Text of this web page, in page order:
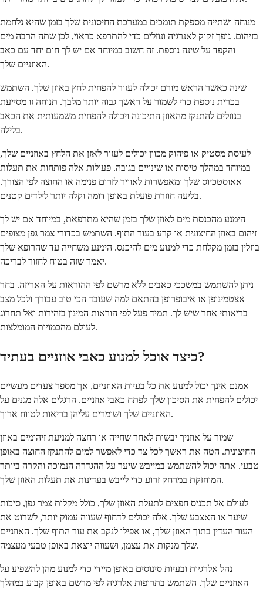
מנוחה ושתייה מספקת תומכים במערכת החיסונית שלך בזמן שהיא נלחמת
בזיהום. גופך זקוק לאנרגיה ונוזלים כדי להתרפא כראוי, לכן שתה הרבה מים
והקפד על שינה נוספת. זה חשוב במיוחד אם יש לך חום יחד עם כאב
האוזניים שלך.
שינה כאשר הראש מורם יכולה לעזור להפחית לחץ באוזן שלך. השתמש
בכרית נוספת כדי לשמור על ראשך גבוה יותר מלבך. תנוחה זו מסייעת
בנוזלים להתנקז מהאוזן התיכונה ויכולה להפחית משמעותית את הכאב
בלילה.
לעיסת מסטיק או פיהוק מכוון יכולים לעזור לאזן את הלחץ באוזניים שלך,
במיוחד במהלך טיסות או שינויים בגובה. פעולות אלה פותחות את תעלות
אאוסטכיוס שלך ומאפשרות לאוויר לזרום פנימה או החוצה לפי הצורך.
בליעה חוזרת פועלת באופן דומה וקלה יותר לילדים קטנים.
הימנע מהכנסת מים לאוזן שלך בזמן שהיא מתרפאת, במיוחד אם יש לך
זיהום באוזן החיצונית או קרע בעור התוף. השתמש בכדורי צמר גפן מצופים
בוזלין בזמן מקלחת כדי למנוע מים להיכנס. הימנע משחייה עד שהרופא שלך
יאמר שזה בטוח לחזור לבריכה.
ניתן להשתמש במשככי כאבים ללא מרשם לפי ההוראות על האריזה. בחר
אצטמינופן או איבופרופן בהתאם למה שעובד הכי טוב עבורך ולכל מצב
בריאותי אחר שיש לך. תמיד פעל לפי הוראות המינון בזהירות ואל תחרוג
לעולם מהכמויות המומלצות.
כיצד אוכל למנוע כאבי אוזניים בעתיד?
אמנם אינך יכול למנוע את כל בעיות האוזניים, אך מספר צעדים מעשיים
יכולים להפחית את הסיכון שלך לפתח כאבי אוזניים. הרגלים אלה מגנים על
האוזניים שלך ושומרים עליהן בריאות לטווח ארוך.
שמור על אוזניך יבשות לאחר שחייה או רחצה למניעת זיהומים באוזן
החיצונית. הטה את ראשך לכל צד כדי לאפשר למים להתנקז החוצה באופן
טבעי. אתה יכול להשתמש במייבש שיער על ההגדרה הנמוכה והקרה ביותר
המוחזקת במרחק זרוע כדי לייבש בעדינות את תעלות האוזן שלך.
לעולם אל תכניס חפצים לתעלת האוזן שלך, כולל מקלות צמר גפן, סיכות
שיער או האצבע שלך. אלה יכולים לדחוף שעווה עמוק יותר, לשרוט את
העור העדין בתוך האוזן שלך, או אפילו לנקב את עור התוף שלך. האוזניים
שלך מנקות את עצמן, ושעווה יוצאת באופן טבעי מעצמה.
נהל אלרגיות ובעיות סינוסים באופן מיידי כדי למנוע מהן להשפיע על
האוזניים שלך. השתמש בתרופות אלרגיה לפי מרשם באופן קבוע במהלך